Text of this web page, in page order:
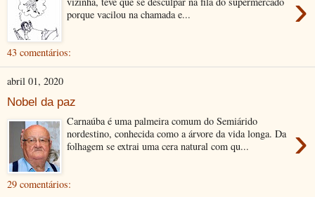
›
porque vacilou na chamada e...
43 comentários:
abril 01, 2020
Nobel da paz
›
Carnaúba é uma palmeira comum do Semiárido
nordestino, conhecida como a árvore da vida longa. Da
folhagem se extrai uma cera natural com qu...
29 comentários: